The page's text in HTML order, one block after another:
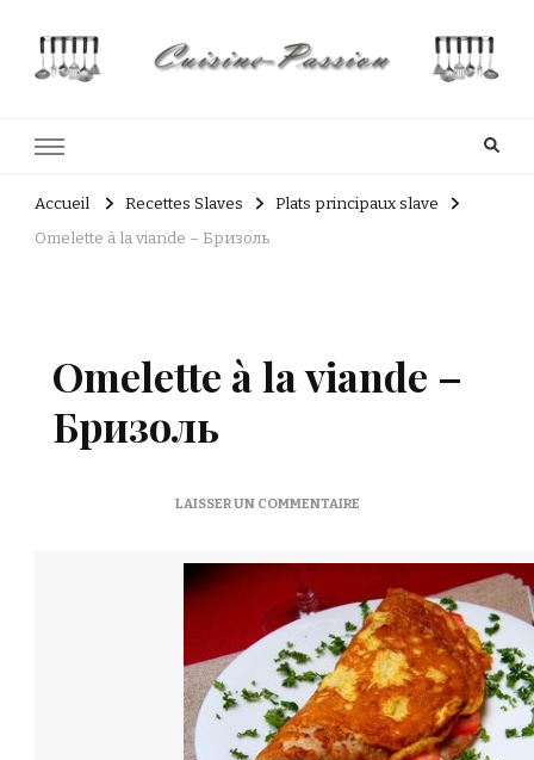
Accueil Recettes Slaves
Plats principaux slave
Omelette à la viande – Бризоль
Omelette à la viande –
Бризоль
LAISSER UN COMMENTAIRESUR
VIANDE
–
БРИЗОЛЬ